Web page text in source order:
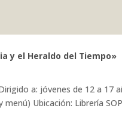
y el Heraldo del Tiempo»
a: jóvenes de 12 a 17
Ubicación: Librería